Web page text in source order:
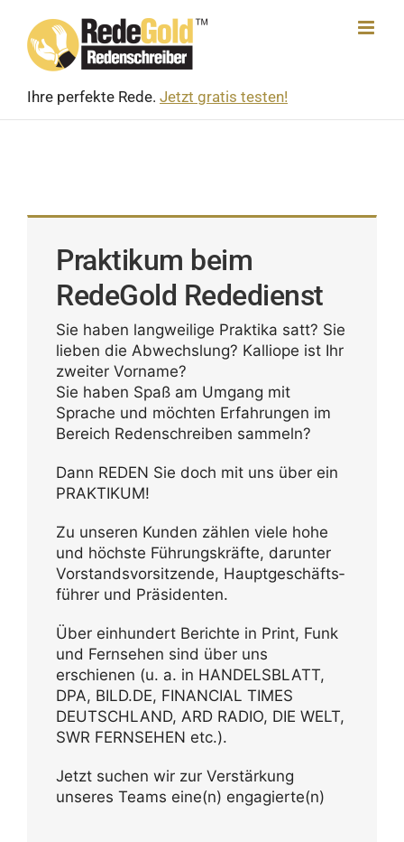
content
Ihre perfekte Rede. Jetzt gratis testen!
Praktikum beim
RedeGold Rededienst
Sie haben lang­wei­lige Prak­tika satt? Sie
lieben die Abwechs­lung? Kalliope ist Ihr
zweiter Vorname?
Sie haben Spaß am Umgang mit
Sprache und möchten Erfah­rungen im
Bereich Reden­schreiben sammeln?
Dann REDEN Sie doch mit uns über ein
PRAKTIKUM!
Zu unseren Kunden zählen viele hohe
und höchste Führungs­kräfte, darunter
Vorstands­vor­sit­zende, Haupt­ge­schäfts­
führer und Präsidenten.
Über einhun­dert Berichte in Print, Funk
und Fern­sehen sind über uns
erschienen (u. a. in HANDELS­BLATT,
DPA, BILD.DE, FINAN­CIAL TIMES
DEUTSCH­LAND, ARD RADIO, DIE WELT,
SWR FERN­SEHEN etc.).
Jetzt suchen wir zur Verstär­kung
unseres Teams eine(n) engagierte(n)